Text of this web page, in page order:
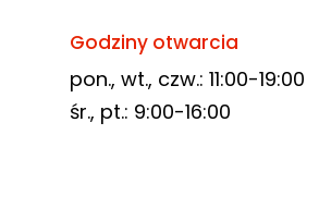
Godziny otwarcia
pon., wt., czw.: 11:00-19:00
śr., pt.: 9:00-16:00